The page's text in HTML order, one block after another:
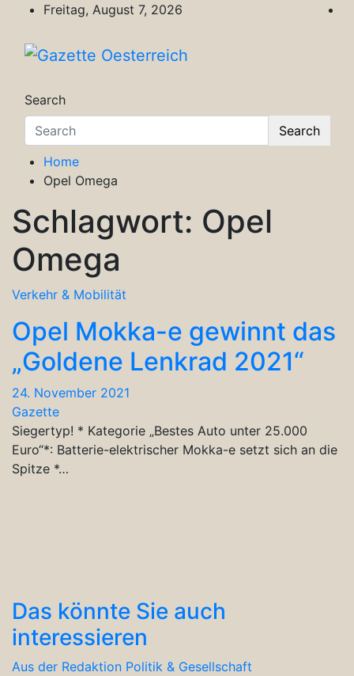
content
Freitag, August 7, 2026
Search
Search
Home
Opel Omega
Schlagwort: Opel
Omega
Verkehr & Mobilität
Opel Mokka-e gewinnt das
„Goldene Lenkrad 2021“
24. November 2021
Gazette
Siegertyp! * Kategorie „Bestes Auto unter 25.000
Euro“*: Batterie-elektrischer Mokka-e setzt sich an die
Spitze *…
Das könnte Sie auch
interessieren
Aus der Redaktion Politik & Gesellschaft